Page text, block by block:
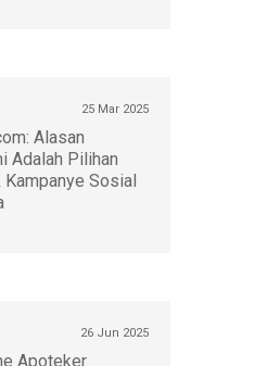
25 Mar 2025
Alasan
Adalah Pilihan
Kampanye Sosial
26 Jun 2025
Apoteker